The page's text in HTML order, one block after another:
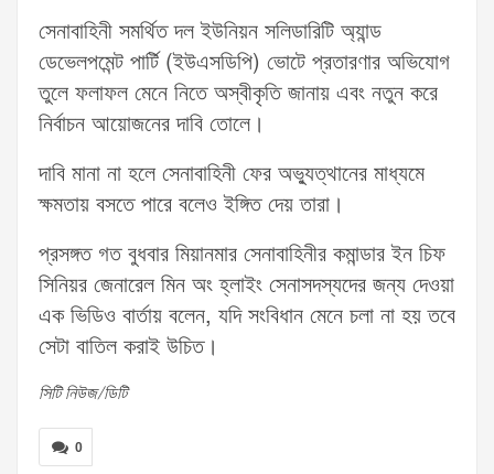
সেনাবাহিনী সমর্থিত দল ইউনিয়ন সলিডারিটি অ্যান্ড
ডেভেলপমেন্ট পার্টি (ইউএসডিপি) ভোটে প্রতারণার অভিযোগ
তুলে ফলাফল মেনে নিতে অস্বীকৃতি জানায় এবং নতুন করে
নির্বাচন আয়োজনের দাবি তোলে।
দাবি মানা না হলে সেনাবাহিনী ফের অভ্যুত্থানের মাধ্যমে
ক্ষমতায় বসতে পারে বলেও ইঙ্গিত দেয় তারা।
প্রসঙ্গত গত বুধবার মিয়ানমার সেনাবাহিনীর কমান্ডার ইন চিফ
সিনিয়র জেনারেল মিন অং হ্লাইং সেনাসদস্যদের জন্য দেওয়া
এক ভিডিও বার্তায় বলেন, যদি সংবিধান মেনে চলা না হয় তবে
সেটা বাতিল করাই উচিত।
সিটি নিউজ/ডিটি
0